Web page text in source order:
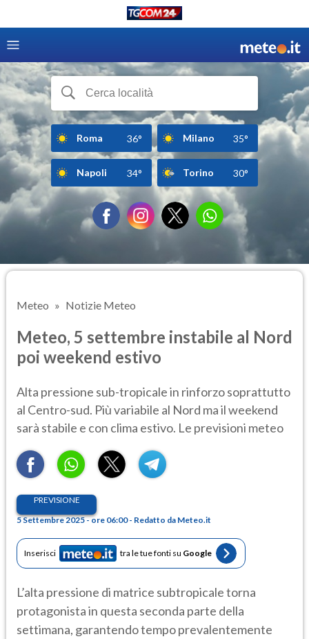
Roma 36° Milano 35°
Napoli 34° Torino 30°
Meteo Notizie Meteo
Meteo, 5 settembre instabile al Nord
poi weekend estivo
Alta pressione sub-tropicale in rinforzo soprattutto
al Centro-sud. Più variabile al Nord ma il weekend
sarà stabile e con clima estivo. Le previsioni meteo
PREVISIONE
5 Settembre 2025 - ore 06:00 - Redatto da Meteo.it
Inserisci tra le tue fonti su Google
L’alta pressione di matrice subtropicale torna
protagonista in questa seconda parte della
settimana, garantendo tempo prevalentemente